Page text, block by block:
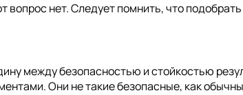
вопрос нет. Следует помнить, что
между безопасностью и стойкостью
Они не такие безопасные, как